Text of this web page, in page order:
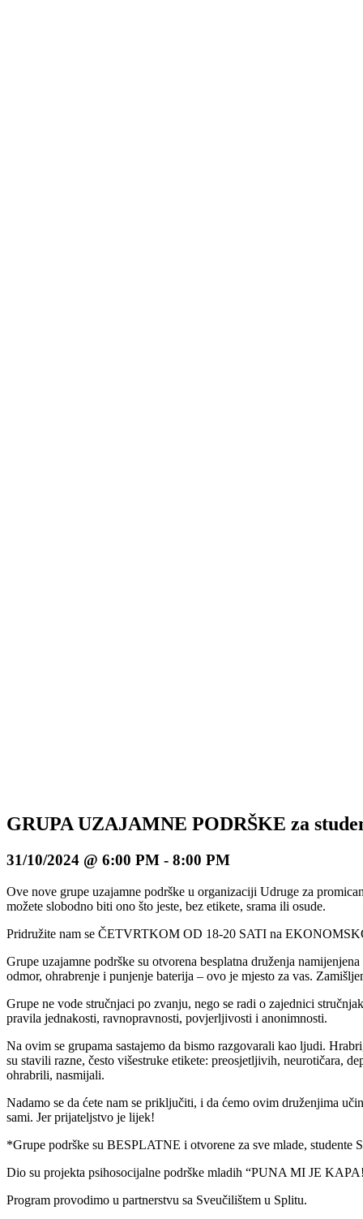
GRUPA UZAJAMNE PODRŠKE za
31/10/2024 @ 6:00 PM - 8:00 PM
Ove nove grupe uzajamne podrške u organizaciji Udruge za
možete slobodno biti ono što jeste, bez etikete, srama ili osude.
Pridružite nam se ČETVRTKOM OD 18-20 SATI na
Grupe uzajamne podrške su otvorena besplatna druženja
odmor, ohrabrenje i punjenje baterija – ovo je mjesto za vas.
Grupe ne vode stručnjaci po zvanju, nego se radi o zajednici
pravila jednakosti, ravnopravnosti, povjerljivosti i anonimnosti.
Na ovim se grupama sastajemo da bismo razgovarali kao ljudi.
su stavili razne, često višestruke etikete: preosjetljivih, neurotičara,
ohrabrili, nasmijali.
Nadamo se da ćete nam se priključiti, i da ćemo ovim druženjima
sami. Jer prijateljstvo je lijek!
*Grupe podrške su BESPLATNE i otvorene za sve mlade, studente
Dio su projekta psihosocijalne podrške mladih “PUNA MI JE
Program provodimo u partnerstvu sa Sveučilištem u Splitu.